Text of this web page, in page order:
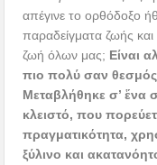
απέγινε το ορθόδοξο
παραδείγματα ζωής
ζωή όλων μας; Είναι
πιο πολύ σαν
Μεταβλήθηκε σ’ ἕνα
κλειστό, που
πραγματικότητα,
ξύλινο και